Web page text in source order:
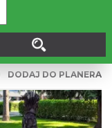
przez centralną
część Beskidu
oraz fragment
8.3 km
5.17 km
7.66 km
DODAJ DO PLANERA